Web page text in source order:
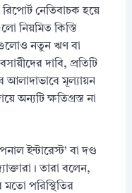
নেতিবাচক হয়ে
নিয়মিত কিস্তি
নতুন ঋণ বা
দাবি, প্রতিটি
আলাদাভাবে মূল্যায়ন
অন্যটি ক্ষতিগ্রস্ত না
ইন্টারেস্ট’ বা দণ্ড
তারা বলেন,
পরিস্থিতির